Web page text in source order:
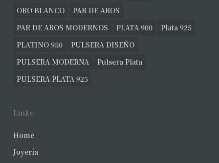
ORO BLANCO
PAR DE AROS
PAR DE AROS MODERNOS
PLATA 900
Plata 925
PLATINO 950
PULSERA DISEÑO
PULSERA MODERNA
Pulsera Plata
PULSERA PLATA 925
Links
Home
Joyería